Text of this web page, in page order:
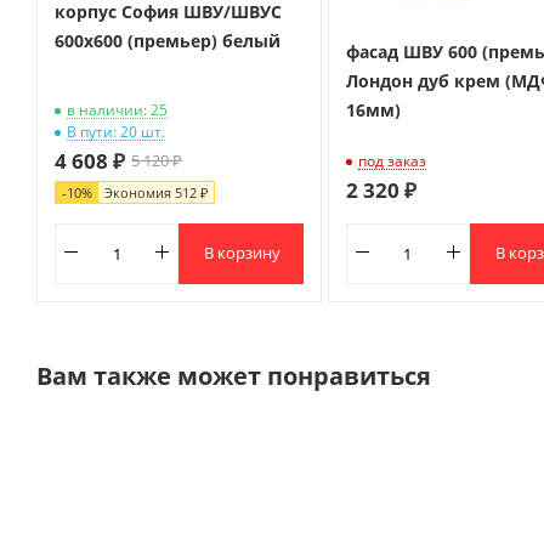
корпус София ШВУ/ШВУС
600х600 (премьер) белый
в наличии: 25
В пути: 20 шт.
4 608 ₽ 5 120 ₽
-10% Экономия 512 ₽
В корзину
фасад ШВУ 600
Лондон дуб крем
16мм)
под заказ
2 320 ₽
В
Вам также может понравиться